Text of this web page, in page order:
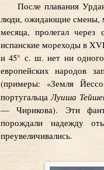
После плавания
люди, ожидающие смены,
месяца, пролегал
испанские мореходы в
и 45° с. ш. нет ни одного
европейских народов
(примеры: «Земля
португальцаЛуиша
— Чирикова). Эти
порождали надежду
преувеличивались.